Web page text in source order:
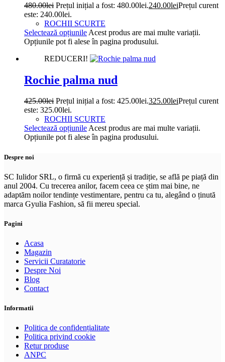
480.00lei Prețul inițial a fost: 480.00lei.240.00leiPrețul curent
este: 240.00lei.
ROCHII SCURTE
Selectează opțiunile Acest produs are mai multe variații.
Opțiunile pot fi alese în pagina produsului.
REDUCERI!
Rochie palma nud
425.00lei Prețul inițial a fost: 425.00lei.325.00leiPrețul curent
este: 325.00lei.
ROCHII SCURTE
Selectează opțiunileAcest produs are mai multe variații.
Opțiunile pot fi alese în pagina produsului.
Despre noi
SC Iulidor SRL, o firmă cu experiență și tradiție, se află pe piață din
anul 2004. Cu trecerea anilor, facem ceea ce știm mai bine, ne
adaptăm noilor tendințe vestimentare, pentru ca tu, alegând o ținută
marca Gyulia Fashion, să fii mereu special.
Pagini
Acasa
Magazin
Servicii Curatatorie
Despre Noi
Blog
Contact
Informatii
Politica de confidențialitate
Politica privind cookie
Retur produse
ANPC